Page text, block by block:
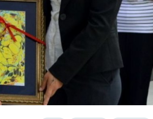
yoğurduyla fark oluşturdu